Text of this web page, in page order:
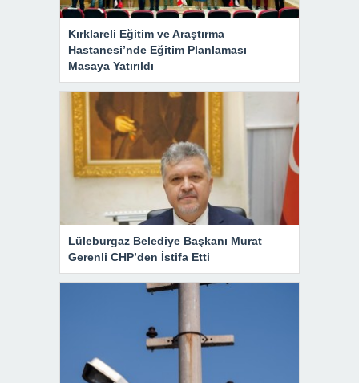
Kırklareli Eğitim ve Araştırma
Hastanesi’nde Eğitim Planlaması
Masaya Yatırıldı
Lüleburgaz Belediye Başkanı Murat
Gerenli CHP’den İstifa Etti